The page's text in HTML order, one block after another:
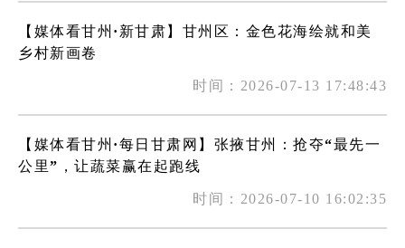
【媒体看甘州·新甘肃】甘州区：金色花海绘就和美
乡村新画卷
时间：2026-07-13 17:48:43
【媒体看甘州·每日甘肃网】张掖甘州：抢夺“最先一
公里”，让蔬菜赢在起跑线
时间：2026-07-10 16:02:35